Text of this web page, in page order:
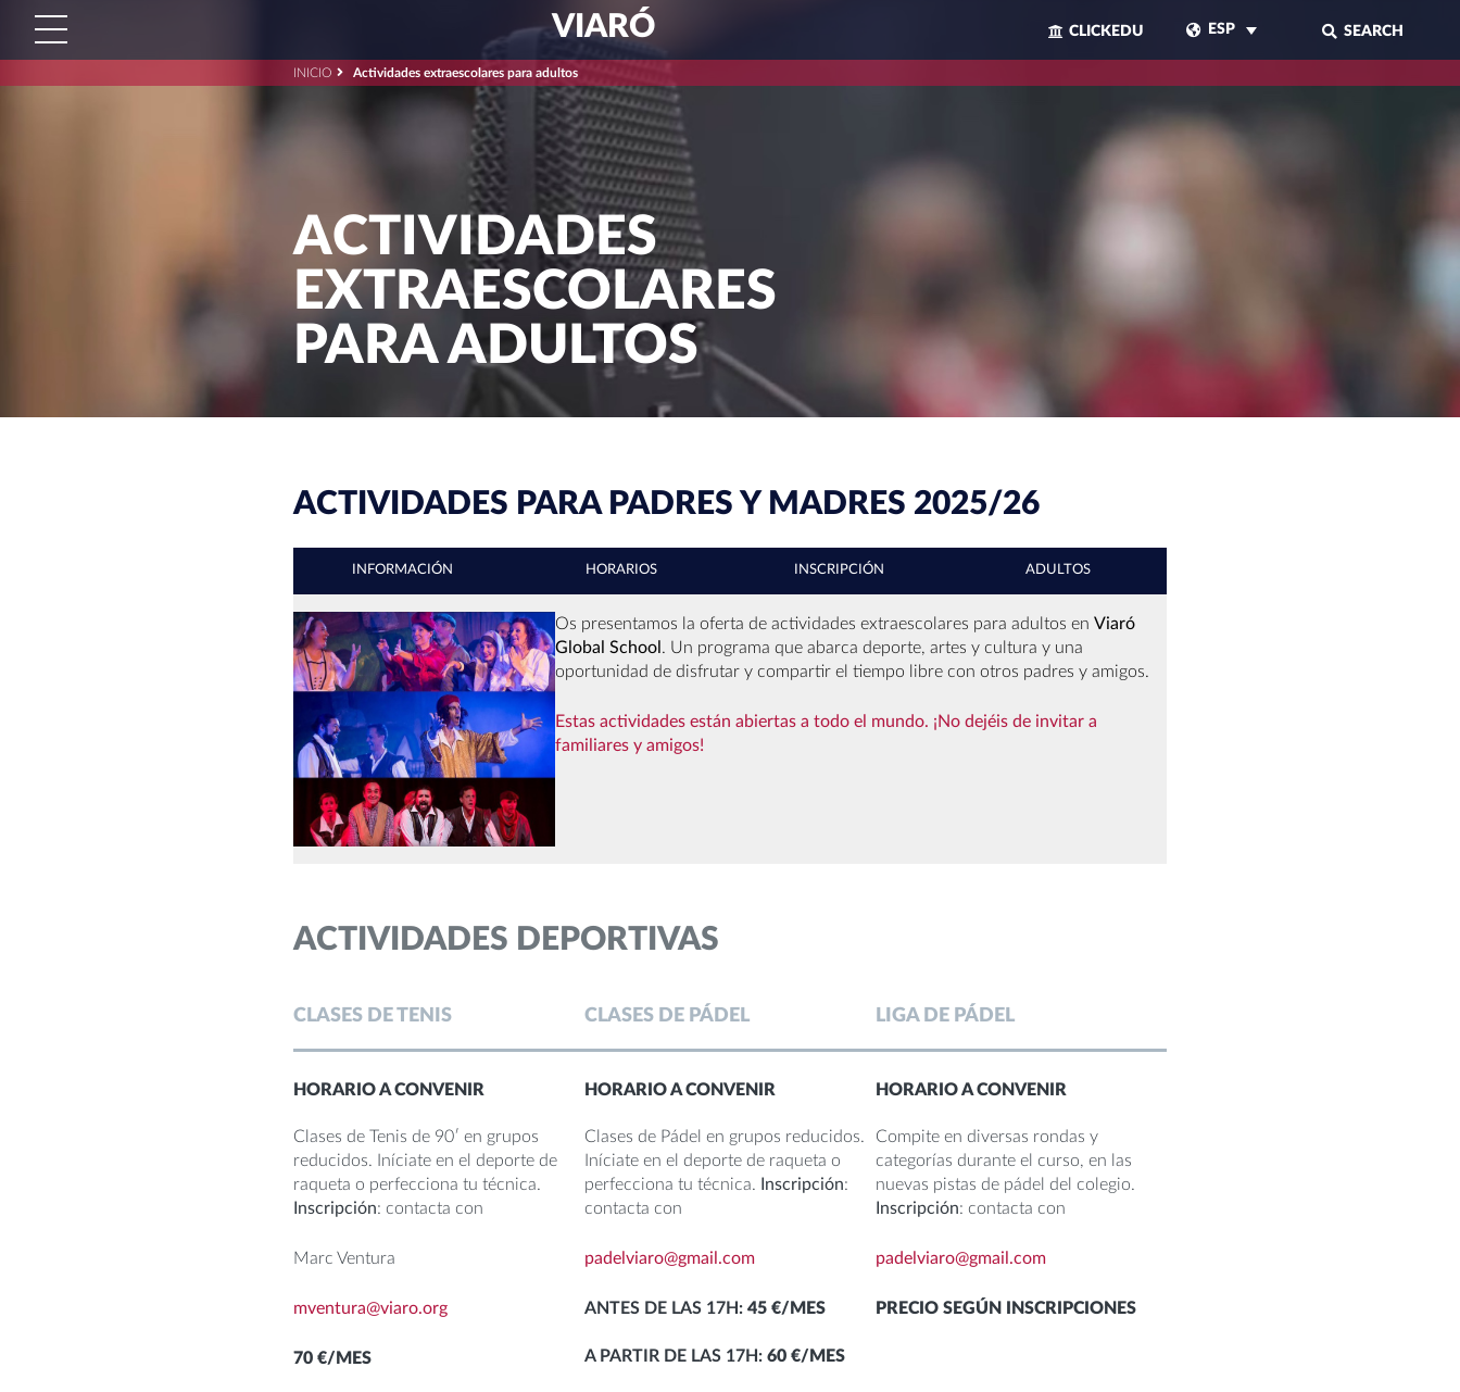
VIARÓ CLICKEDU ESP SEARCH
CERRAR
INICIO Actividades extraescolares para adultos
ACTIVIDADES
EXTRAESCOLARES
PARA ADULTOS
ACTIVIDADES PARA PADRES Y MADRES 2025/26
INFORMACIÓN HORARIOS INSCRIPCIÓN ADULTOS
Os presentamos la oferta de actividades extraescolares para adultos enViaró
Global School . Un programa que abarca deporte, artes y cultura y una
oportunidad de disfrutar y compartir el tiempo libre con otros padres y amigos.
Estas actividades están abiertas a todo el mundo. ¡No dejéis de invitar a
familiares y amigos!
ACTIVIDADES DEPORTIVAS
CLASES DE TENIS
HORARIO A CONVENIR
Clases de Tenis de 90′ en grupos
reducidos. Iníciate en el deporte de
raqueta o perfecciona tu técnica.
Inscripción: contacta con
Marc Ventura
mventura@viaro.org
70 €/MES
CLASES DE PÁDEL
HORARIO A CONVENIR
Clases de Pádel en grupos reducidos.
Iníciate en el deporte de raqueta o
perfecciona tu técnica.
Inscripción:
contacta con
padelviaro@gmail.com
ANTES DE LAS 17H: 45 €/MES
A PARTIR DE LAS 17H: 60 €/MES
LIGA DE PÁDEL
HORARIO A CONVENIR
Compite en diversas rondas y
categorías durante el curso, en las
nuevas pistas de pádel del colegio.
Inscripción: contacta con
padelviaro@gmail.com
PRECIO SEGÚN INSCRIPCIONES